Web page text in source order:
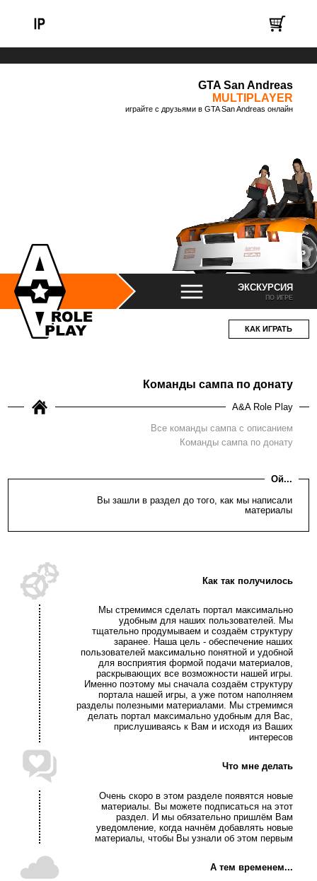
GTA San Andreas
MULTIPLAYER
играйте с друзьями в GTA San Andreas онлайн
ЭКСКУРСИЯ
ПО ИГРЕ
КАК ИГРАТЬ
Команды сампа по донату
A&A Role Play
Все команды сампа с описанием
Команды сампа по донату
Ой...
Вы зашли в раздел до того, как мы написали
материалы
Как так получилось
Мы стремимся сделать портал максимально
удобным для наших пользователей. Мы
тщательно продумываем и создаём структуру
заранее. Наша цель - обеспечение наших
пользователей максимально понятной и удобной
для восприятия формой подачи материалов,
раскрывающих все возможности нашей игры.
Именно поэтому мы сначала создаём структуру
портала нашей игры, а уже потом наполняем
разделы полезными материалами. Мы стремимся
делать портал максимально удобным для Вас,
прислушиваясь к Вам и исходя из Ваших
интересов
Что мне делать
Очень скоро в этом разделе появятся новые
материалы. Вы можете подписаться на этот
раздел. И мы обязательно пришлём Вам
уведомление, когда начнём добавлять новые
материалы, чтобы Вы узнали об этом первым
А тем временем...